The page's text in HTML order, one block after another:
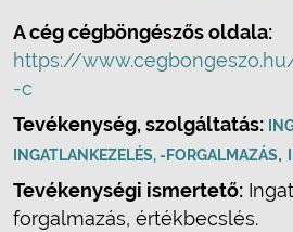
A cég cégböngészős oldala:
https://
-c
Tevékenység, szolgáltatás:
INGATLANKEZELÉS, -FORGALMAZÁS,
Tevékenységi ismertető:
forgalmazás, értékbecslés.